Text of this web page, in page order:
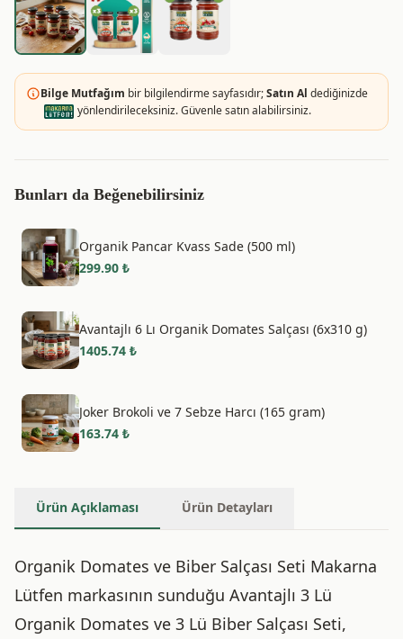
Bilge Mutfağım bir bilgilendirme sayfasıdır;Satın Al dediğinizde
yönlendirileceksiniz. Güvenle satın alabilirsiniz.
Bunları da Beğenebilirsiniz
Organik Pancar Kvass Sade (500 ml)
299.90 ₺
Avantajlı 6 Lı Organik Domates Salçası (6x310 g)
1405.74 ₺
Joker Brokoli ve 7 Sebze Harcı (165 gram)
163.74 ₺
Ürün Açıklaması Ürün Detayları
Organik Domates ve Biber Salçası Seti Makarna
Lütfen markasının sunduğu Avantajlı 3 Lü
Organik Domates ve 3 Lü Biber Salçası Seti,